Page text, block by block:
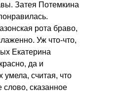
Затея Потемкина
рота браво,
Уж что-что,
Екатерина
да и
умела, считая, что
слово, сказанное